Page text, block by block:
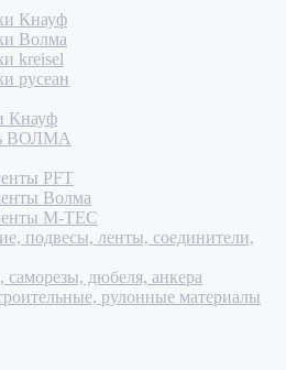
Кнауф
Волма
kreisel
русеан
Кнауф
ВОЛМА
PFT
Волма
M-TEC
подвесы, ленты, соединители,
дюбеля, анкера
рулонные материалы